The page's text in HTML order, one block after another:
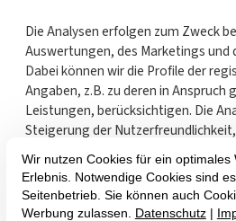
Die Analysen erfolgen zum Zweck
Auswertungen, des Marketings und
Dabei können wir die Profile der
Angaben, z.B. zu deren in Anspruch
Leistungen, berücksichtigen. Die
Steigerung der
unseres Angebotes und der
Analysen dienen alleine uns und
offenbart, sofern es sich nicht um
zusammengefassten Werten